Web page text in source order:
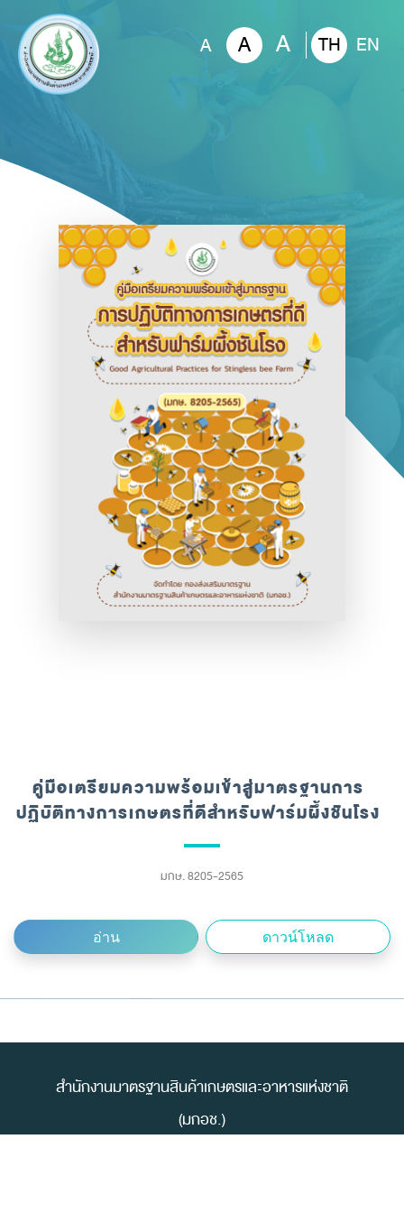
A A A TH EN
คู่มือเตรียมความพร้อมเข้าสู่มาตรฐานการ
ปฏิบัติทางการเกษตรที่ดีสำหรับฟาร์มผึ้งชันโรง
มกษ. 8205-2565
อ่าน ดาวน์โหลด
สำนักงานมาตรฐานสินค้าเกษตรและอาหารแห่งชาติ
(มกอช.)